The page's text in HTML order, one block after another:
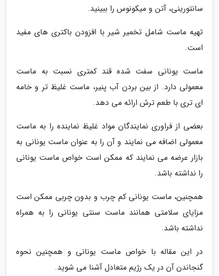
سانتورینی، آتن و میکونوس را ببینید.
تهیه ماست شامل تخمیر شیر با افزودن باکتری های مفید
است.
ماست یونانی سفت شده قند کمتری نسبت به ماست
معمولی دارد. از بین بردن آب پنیر، ماست غلیظ تر و خامه
ای تری با طعم ترش ارائه می دهد.
بعضی از فراوری نمایندگان مواد غلیظ نماینده را به ماست
معمولی اضافه می نمایند و آن را به عنوان ماست یونانی به
بازار عرضه می نمایند که ممکن است خواص ماست یونانی
را نداشته باشد.
همچنین، ماست یونانی کم چرب و بدون چربی ممکن است
مزایای سلامتی همانند ماست سنتی یونانی را به همراه
نداشته باشد.
در این مقاله با خواص ماست یونانی و همچنین نحوه
گنجاندن آن در یک رژیم متعادل آشنا می شوید.